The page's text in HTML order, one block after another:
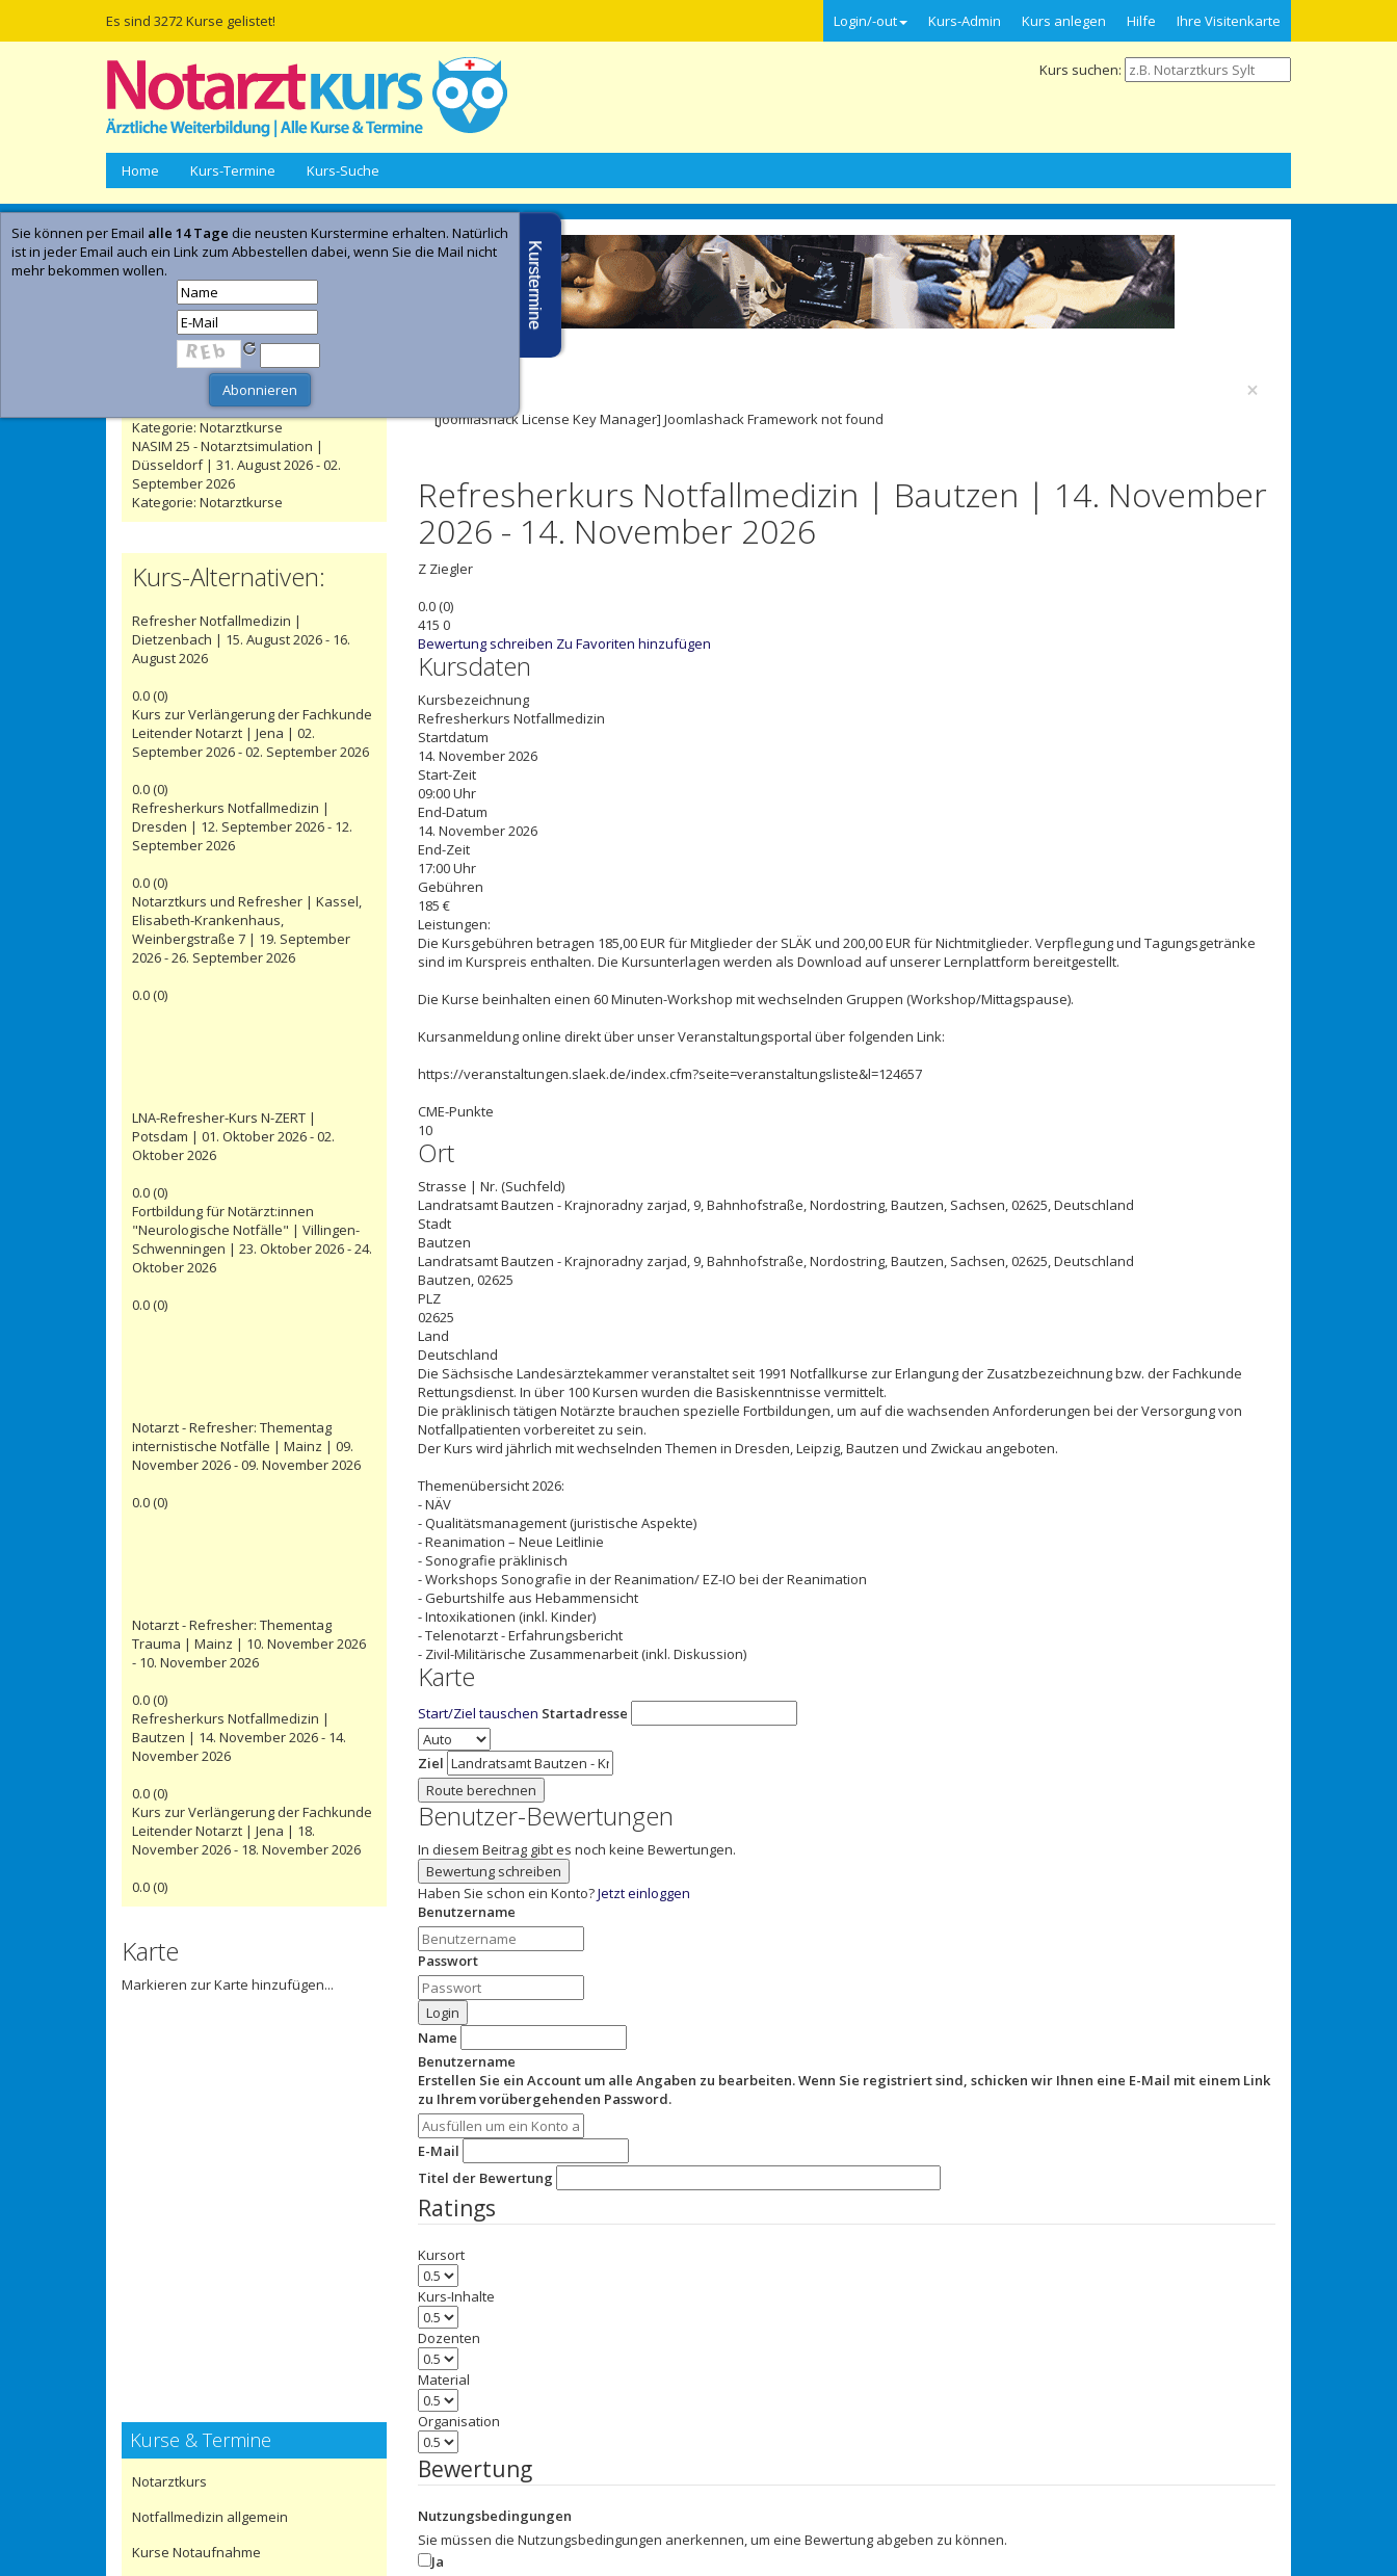
Es sind 3272 Kurse gelistet! Login/-out Kurs-Admin Kurs anlegen Hilfe Ihre Visitenkarte
Kurs suchen:
Home Kurs-Termine Kurs-Suche
×
[Joomlashack License Key Manager] Joomlashack Framework not found
Refresherkurs Notfallmedizin | Bautzen | 14. November
2026 - 14. November 2026
Z Ziegler
0.0(0)
415 0
Bewertung schreiben Zu Favoriten hinzufügen
Kursdaten
Kursbezeichnung
Refresherkurs Notfallmedizin
Startdatum
14. November 2026
Start-Zeit
09:00 Uhr
End-Datum
14. November 2026
End-Zeit
17:00 Uhr
Gebühren
185 €
Leistungen:
Die Kursgebühren betragen 185,00 EUR für Mitglieder der SLÄK und 200,00 EUR für Nichtmitglieder. Verpflegung und Tagungsgetränke
sind im Kurspreis enthalten. Die Kursunterlagen werden als Download auf unserer Lernplattform bereitgestellt.
Die Kurse beinhalten einen 60 Minuten-Workshop mit wechselnden Gruppen (Workshop/Mittagspause).
Kursanmeldung online direkt über unser Veranstaltungsportal über folgenden Link:
https://veranstaltungen.slaek.de/index.cfm?seite=veranstaltungsliste&l=124657
CME-Punkte
10
Ort
Strasse | Nr. (Suchfeld)
Landratsamt Bautzen - Krajnoradny zarjad, 9, Bahnhofstraße, Nordostring, Bautzen, Sachsen, 02625, Deutschland
Stadt
Bautzen
Landratsamt Bautzen - Krajnoradny zarjad, 9, Bahnhofstraße, Nordostring, Bautzen, Sachsen, 02625, Deutschland
Bautzen,02625
PLZ
02625
Land
Deutschland
Die Sächsische Landesärztekammer veranstaltet seit 1991 Notfallkurse zur Erlangung der Zusatzbezeichnung bzw. der Fachkunde
Rettungsdienst. In über 100 Kursen wurden die Basiskenntnisse vermittelt.
Die präklinisch tätigen Notärzte brauchen spezielle Fortbildungen, um auf die wachsenden Anforderungen bei der Versorgung von
Notfallpatienten vorbereitet zu sein.
Der Kurs wird jährlich mit wechselnden Themen in Dresden, Leipzig, Bautzen und Zwickau angeboten.
Themenübersicht 2026:
- NÄV
- Qualitätsmanagement (juristische Aspekte)
- Reanimation – Neue Leitlinie
- Sonografie präklinisch
- Workshops Sonografie in der Reanimation/ EZ-IO bei der Reanimation
- Geburtshilfe aus Hebammensicht
- Intoxikationen (inkl. Kinder)
- Telenotarzt - Erfahrungsbericht
- Zivil-Militärische Zusammenarbeit (inkl. Diskussion)
Karte
Start/Ziel tauschen Startadresse
Ziel
Route berechnen
Benutzer-Bewertungen
In diesem Beitrag gibt es noch keine Bewertungen.
Bewertung schreiben
Haben Sie schon ein Konto?Jetzt einloggen
Benutzername
Passwort
Login
Name
Benutzername
Erstellen Sie ein Account um alle Angaben zu bearbeiten. Wenn Sie registriert sind, schicken wir Ihnen eine E-Mail mit einem Link
zu Ihrem vorübergehenden Password.
E-Mail
Titel der Bewertung
Ratings
Kursort
Kurs-Inhalte
Dozenten
Material
Organisation
Bewertung
Nutzungsbedingungen
Sie müssen die Nutzungsbedingungen anerkennen, um eine Bewertung abgeben zu können.
Ja
Empfohlene Kurse | Anzeige
Telenotarztkurs: Curriculärer Kurs |
Kiel | 15. September 2026 - 27.
September 2026
Kategorie:Notarztkurse
Telenotarztkurs: Curriculärer Kurs |
Düsseldorf | 24. November 2026 - 06.
Dezember 2026
Kategorie: Notarztkurse
NASIM 25 - Notarztsimulation |
Düsseldorf | 31. August 2026 - 02.
September 2026
Kategorie: Notarztkurse
Kurs-Alternativen:
Refresher Notfallmedizin |
Dietzenbach | 15. August 2026 - 16.
August 2026
0.0(0)
Kurs zur Verlängerung der Fachkunde
Leitender Notarzt | Jena | 02.
September 2026 - 02. September 2026
0.0(0)
Refresherkurs Notfallmedizin |
Dresden | 12. September 2026 - 12.
September 2026
0.0(0)
Notarztkurs und Refresher | Kassel,
Elisabeth-Krankenhaus,
Weinbergstraße 7 | 19. September
2026 - 26. September 2026
0.0(0)
LNA-Refresher-Kurs N-ZERT |
Potsdam | 01. Oktober 2026 - 02.
Oktober 2026
0.0(0)
Fortbildung für Notärzt:innen
"Neurologische Notfälle" | Villingen-
Schwenningen | 23. Oktober 2026 - 24.
Oktober 2026
0.0(0)
Notarzt - Refresher: Thementag
internistische Notfälle | Mainz | 09.
November 2026 - 09. November 2026
0.0(0)
Notarzt - Refresher: Thementag
Trauma | Mainz | 10. November 2026
- 10. November 2026
0.0(0)
Refresherkurs Notfallmedizin |
Bautzen | 14. November 2026 - 14.
November 2026
0.0(0)
Kurs zur Verlängerung der Fachkunde
Leitender Notarzt | Jena | 18.
November 2026 - 18. November 2026
0.0(0)
Karte
Markieren zur Karte hinzufügen...
Kurse & Termine
Notarztkurs
Notfallmedizin allgemein
Kurse Notaufnahme
Kurstermine
Sie können per Email alle 14 Tage die neusten Kurstermine erhalten. Natürlich
ist in jeder Email auch ein Link zum Abbestellen dabei, wenn Sie die Mail nicht
mehr bekommen wollen.